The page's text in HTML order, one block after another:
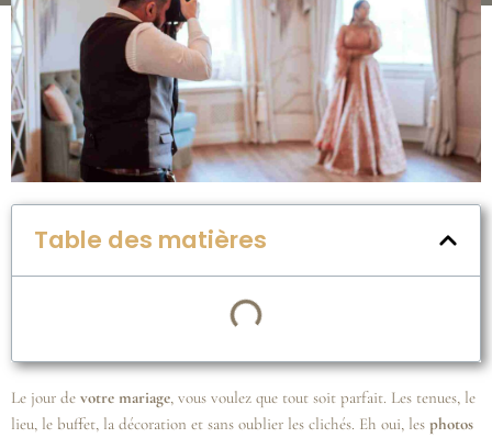
Table des matières
Le jour de votre mariage, vous voulez que tout soit parfait. Les tenues, le
lieu, le buffet, la décoration et sans oublier les clichés. Eh oui, les photos